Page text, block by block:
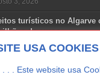
USA COOKIES
. . . Este website usa
turísticos no Algarve
de euros
31, 2026
Boal Branco 2025: nova